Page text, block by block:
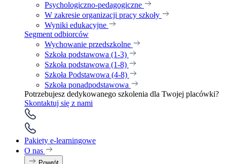
Psychologiczno-pedagogiczne
W zakresie organizacji pracy szkoły
Wyniki edukacyjne
Segment odbiorców
Wychowanie przedszkolne
Szkoła podstawowa (1-3)
Szkoła podstawowa (1-8)
Szkoła Podstawowa (4-8)
Szkoła ponadpodstawowa
Potrzebujesz dedykowanego szkolenia dla Twojej placówki?
Skontaktuj się z nami
Pakiety e-learningowe
O nas